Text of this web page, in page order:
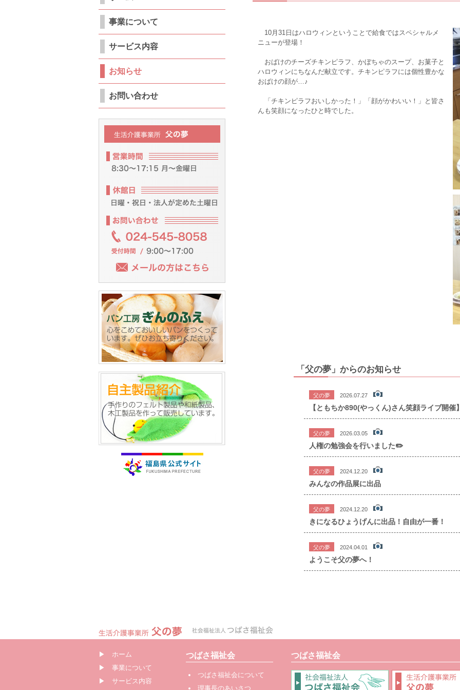
10月31日はハロウィンということで給食ではスペシャルメ
ニューが登場！
おばけのチーズチキンピラフ、かぼちゃのスープ、お菓子と
ハロウィンにちなんだ献立です。チキンピラフには個性豊かな
おばけの顔が…♪
「チキンピラフおいしかった！」「顔がかわいい！」と皆さ
んも笑顔になったひと時でした。
「父の夢」からのお知らせ
父の夢 2026.07.27
【ともちか890(やっくん)さん笑顔ライブ開催
父の夢 2026.03.05
人権の勉強会を行いました✏️
父の夢 2024.12.20
みんなの作品展に出品
父の夢 2024.12.20
きになるひょうげんに出品！自由が一番！
父の夢 2024.04.01
ようこそ父の夢へ！
事業について
サービス内容
お知らせ
お問い合わせ
▶ ホーム
▶ 事業について
▶ サービス内容
つばさ福祉会
つばさ福祉会について
理事長のあいさつ
つばさ福祉会